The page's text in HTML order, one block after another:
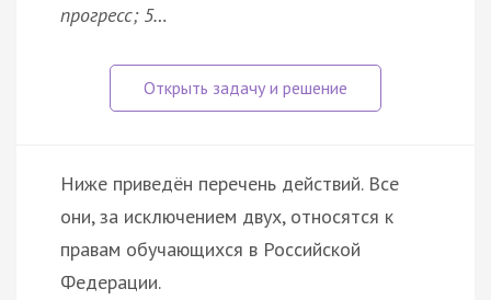
прогресс; 5…
Ниже приведён перечень действий. Все
они, за исключением двух, относятся к
правам обучающихся в Российской
Федерации.